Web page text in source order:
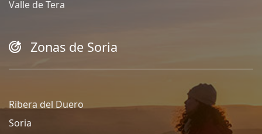
Valle de Tera
Zonas de Soria
Ribera del Duero
Soria